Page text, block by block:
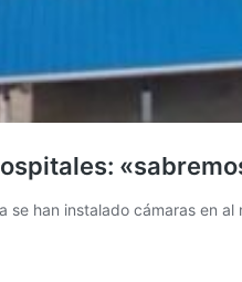
han instalado cámaras en